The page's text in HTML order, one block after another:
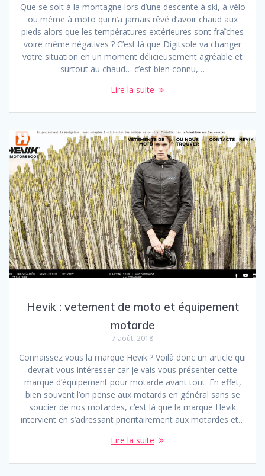
Que se soit à la montagne lors d’une descente à ski, à vélo
ou même à moto qui n’a jamais rêvé d’avoir chaud aux
pieds alors que les températures extérieures sont fraîches
voire même négatives ? C’est là que Digitsole va changer
votre situation en un moment délicieusement agréable et
surtout au chaud… c’est bien connu,…
Lire la suite
Hevik : vetement de moto et équipement
motarde
7 août, 2018
Connaissez vous la marque Hevik ? Voilà donc un article qui
devrait vous intéresser car je vais vous présenter cette
marque d’équipement pour motarde avant tout. En effet,
bien souvent l’on pense aux motards en général sans se
soucier de nos motardes, c’est là que la marque Hevik
intervient en s’adressant prioritairement aux motardes et…
Lire la suite